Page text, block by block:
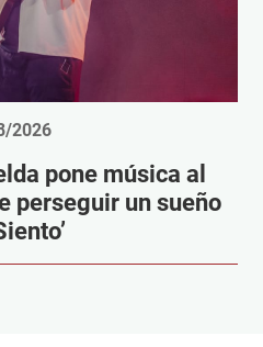
2026
pone música al
perseguir un sueño